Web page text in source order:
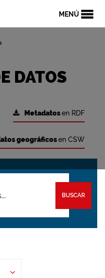
MENÚ
DATOS
Metadatosen RDF
geográficosen CSW
BUSCAR